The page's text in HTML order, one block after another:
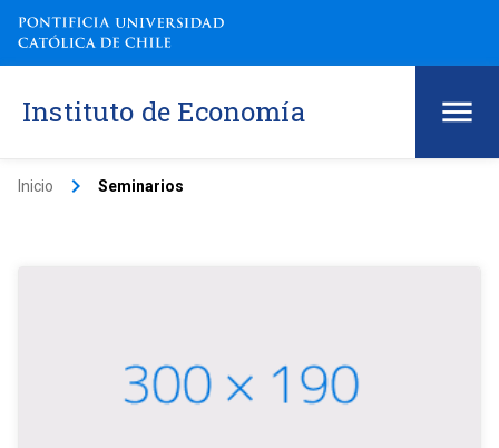
Instituto de Economía
Inicio keyboard_arrow_right Seminarios